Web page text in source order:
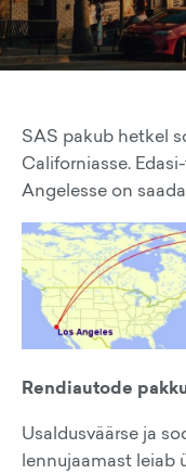
SAS pakub hetkel
Californiasse.
Angelesse on
Rendiautode
Usaldusväärse ja
lennujaamast leiab